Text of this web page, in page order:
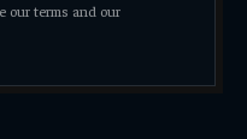
our terms and our